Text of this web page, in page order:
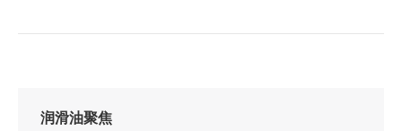
润滑油聚焦